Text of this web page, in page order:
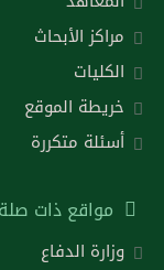
مراكز الأبحاث
الكليات
خريطة الموقع
أسئلة متكررة
مواقع ذات صلة
وزارة الدفاع